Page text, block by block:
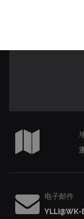
电子邮件
YLLI@WK-